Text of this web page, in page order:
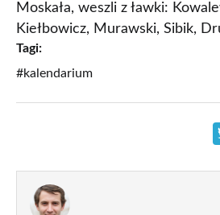
Moskała, weszli z ławki:
Kiełbowicz, Murawski, Sibik,
Tagi:
#kalendarium